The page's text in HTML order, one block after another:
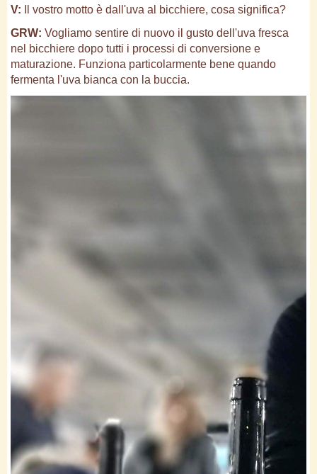
V: Il vostro motto è dall'uva al bicchiere, cosa significa?
GRW: Vogliamo sentire di nuovo il gusto dell'uva fresca
nel bicchiere dopo tutti i processi di conversione e
maturazione. Funziona particolarmente bene quando
fermenta l'uva bianca con la buccia.